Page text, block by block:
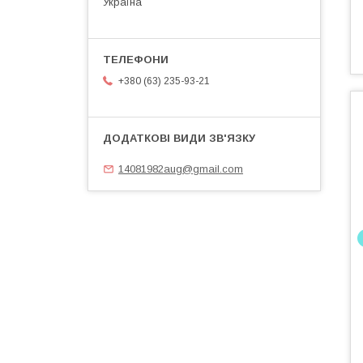
+380 (63) 235-93-21
14081982aug@gmail.com